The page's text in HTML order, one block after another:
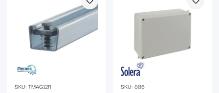
SKU: TMAG12R SKU: 886